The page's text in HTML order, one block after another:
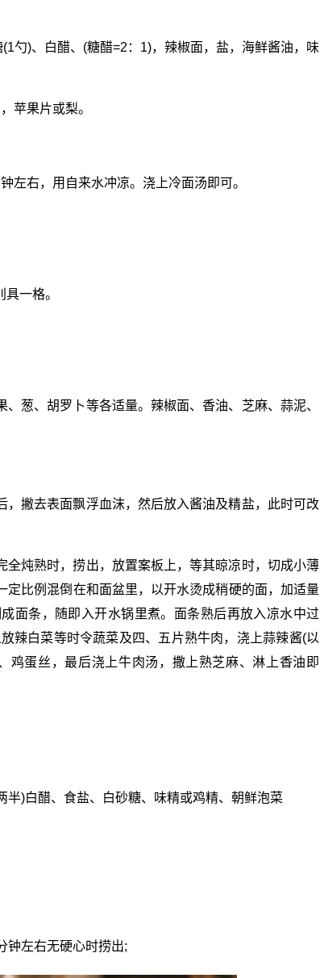
勺)、白醋、(糖醋=2：1)，辣椒面，盐，海鲜酱油，味
苹果片或梨。
左右，用自来水冲凉。浇上冷面汤即可。
一格。
葱、胡罗卜等各适量。辣椒面、香油、芝麻、蒜泥、
撇去表面飘浮血沫，然后放入酱油及精盐，此时可改
炖熟时，捞出，放置案板上，等其晾凉时，切成小薄
比例混倒在和面盆里，以开水烫成稍硬的面，加适量
面条，随即入开水锅里煮。面条熟后再放入凉水中过
辣白菜等时令蔬菜及四、五片熟牛肉，浇上蒜辣酱(以
鸡蛋丝，最后浇上牛肉汤，撒上熟芝麻、淋上香油即
半)白醋、食盐、白砂糖、味精或鸡精、朝鲜泡菜
钟左右无硬心时捞出;